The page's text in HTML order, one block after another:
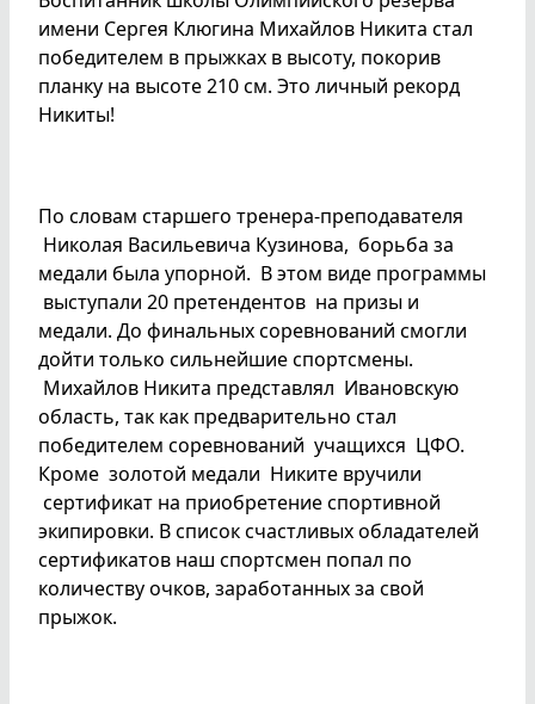
имени Сергея Клюгина Михайлов Никита стал
победителем в прыжках в высоту, покорив
планку на высоте 210 см. Это личный рекорд
Никиты!
По словам старшего тренера-преподавателя
Николая Васильевича Кузинова, борьба за
медали была упорной. В этом виде программы
выступали 20 претендентов на призы и
медали. До финальных соревнований смогли
дойти только сильнейшие спортсмены.
Михайлов Никита представлял Ивановскую
область, так как предварительно стал
победителем соревнований учащихся ЦФО.
Кроме золотой медали Никите вручили
сертификат на приобретение спортивной
экипировки. В список счастливых обладателей
сертификатов наш спортсмен попал по
количеству очков, заработанных за свой
прыжок.